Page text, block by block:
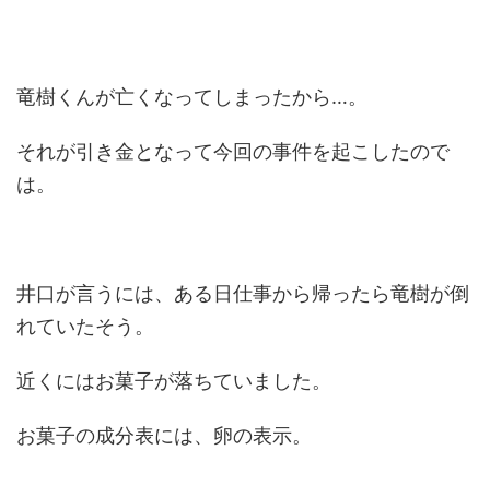
竜樹くんが亡くなってしまったから…。
それが引き金となって今回の事件を起こしたので
は。
井口が言うには、ある日仕事から帰ったら竜樹が倒
れていたそう。
近くにはお菓子が落ちていました。
お菓子の成分表には、卵の表示。